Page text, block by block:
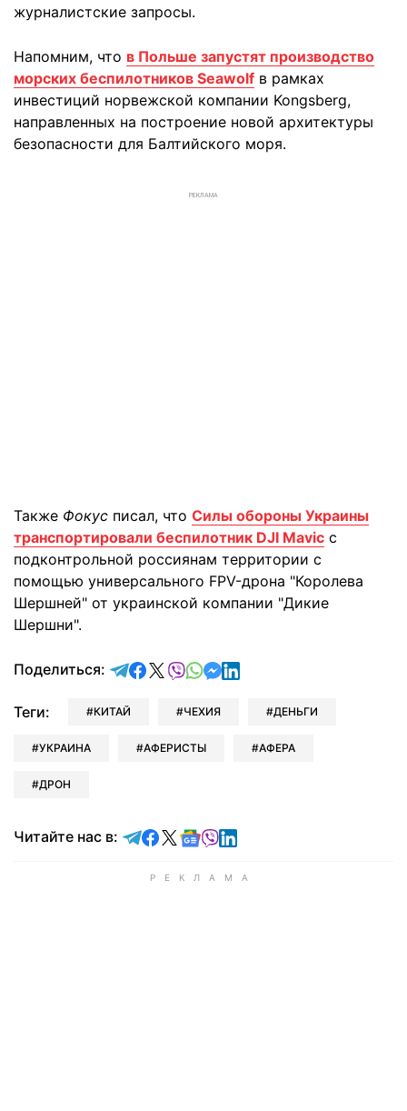
журналистские запросы.
Напомним, что в Польше запустят производство
морских беспилотников Seawolf в рамках
инвестиций норвежской компании Kongsberg,
направленных на построение новой архитектуры
безопасности для Балтийского моря.
РЕКЛАМА
Также Фокус писал, что Силы обороны Украины
транспортировали беспилотник DJI Mavic с
подконтрольной россиянам территории с
помощью универсального FPV-дрона "Королева
Шершней" от украинской компании "Дикие
Шершни".
Поделиться: отправить в Telegram
поделиться в Facebook
поделиться в X
отправить в Viber
отправить в Whatsapp
отправить в Messenger
отправить в LinkedIn
Теги: КИТАЙ ЧЕХИЯ ДЕНЬГИ
УКРАИНА АФЕРИСТЫ АФЕРА
ДРОН
Читайте нас в: Читайте в Telegram
Читайте в Facebook
Читайте в X
Читайте в Google news
Читайте в Viber
Читайте в LinkedIn